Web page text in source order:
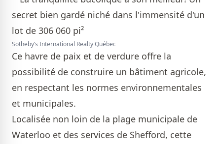
Sotheby’s International Realty Québec
Ce havre de paix et de verdure offre la
possibilité de construire un bâtiment agricole,
en respectant les normes environnementales
et municipales.
Localisée non loin de la plage municipale de
Waterloo et des services de Shefford, cette